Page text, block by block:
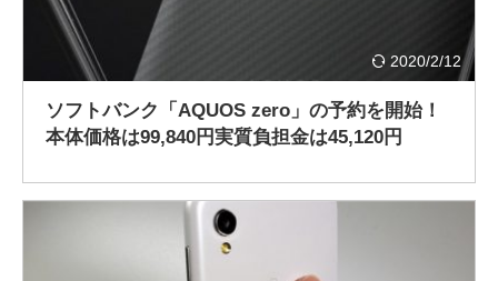
2020/2/12
ソフトバンク「AQUOS zero」の予約を開始！
本体価格は99,840円実質負担金は45,120円